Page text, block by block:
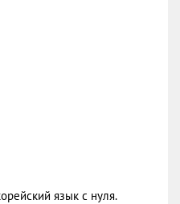
язык с нуля.